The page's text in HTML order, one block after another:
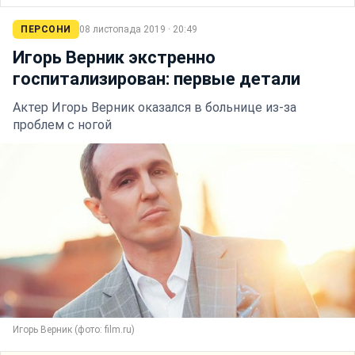
ПЕРСОНИ 08 листопада 2019 · 20:49
Игорь Верник экстренно
госпитализирован: первые детали
Актер Игорь Верник оказался в больнице из-за
проблем с ногой
Игорь Верник (фото: film.ru)